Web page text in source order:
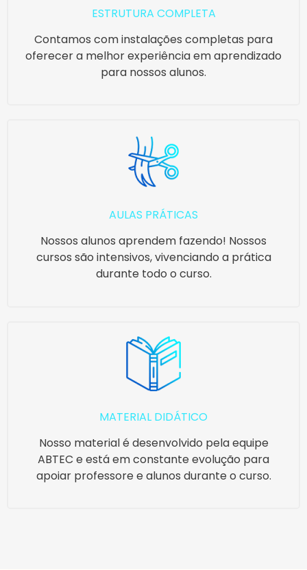
ESTRUTURA COMPLETA
Contamos com instalações completas para
oferecer a melhor experiência em aprendizado
para nossos alunos.
AULAS PRÁTICAS
Nossos alunos aprendem fazendo! Nossos
cursos são intensivos, vivenciando a prática
durante todo o curso.
MATERIAL DIDÁTICO
Nosso material é desenvolvido pela equipe
ABTEC e está em constante evolução para
apoiar professore e alunos durante o curso.